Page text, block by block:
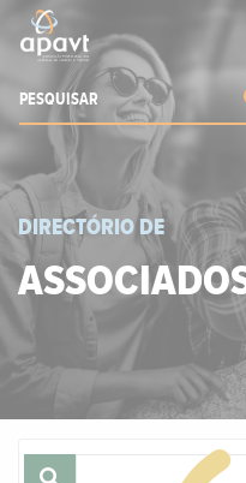
a expandir os seus negócios
DIRECTÓRIO DE